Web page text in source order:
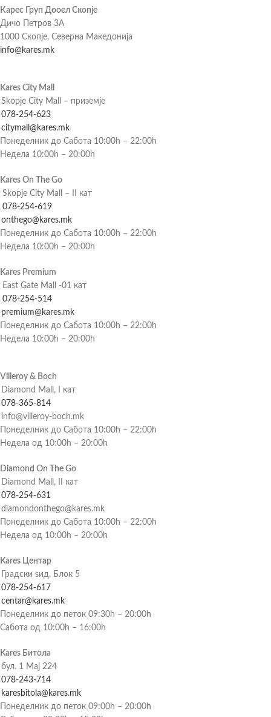
Карес Груп Дооел Скопје
Дичо Петров 3А
1000 Скопје, Северна Македонија
info@kares.mk
Kares City Mall
Skopje City Mall – приземје
078-254-623
citymall@kares.mk
Понеделник до Сабота 10:00h – 22:00h
Недела 10:00h – 20:00h
Kares On The Go
Skopje City Mall – II кат
078-254-619
onthego@kares.mk
Понеделник до Сабота 10:00h – 22:00h
Недела 10:00h – 20:00h
Kares Premium
East Gate Mall -01 кат
078-254-514
premium@kares.mk
Понеделник до Сабота 10:00h – 22:00h
Недела 10:00h – 20:00h
Villeroy & Boch
Diamond Mall, I кат
078-365-814
info@villeroy-boch.mk
Понеделник до Сабота 10:00h – 22:00h
Недела од 10:00h – 20:00h
Diamond On The Go
Diamond Mall, II кат
078-254-631
diamondonthego@kares.mk
Понеделник до Сабота 10:00h – 22:00h
Недела од 10:00h – 20:00h
Kares Центар
Градски ѕид, Блок 5
078-254-617
centar@kares.mk
Понеделник до петок 09:30h – 20:00h
Сабота од 10:00h – 16:00h
Kares Битола
бул. 1 Мај 224
078-243-714
karesbitola@kares.mk
Понеделник до петок 09:00h – 20:00h